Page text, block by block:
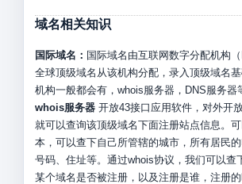
域名相关知识
国际域名： 国际域名由互联网数字分配机构
全球顶级域名从该机构分配，录入顶级域名
机构一般都会有，whois服务器，DNS服务器
whois服务器开放43接口应用软件，对外开
就可以查询该顶级域名下面注册站点信息。
本，可以查下自己所管辖的城市，所有居民
号码、住址等。通过whois协议，我们可以查
某个域名是否被注册，以及注册是谁，注册